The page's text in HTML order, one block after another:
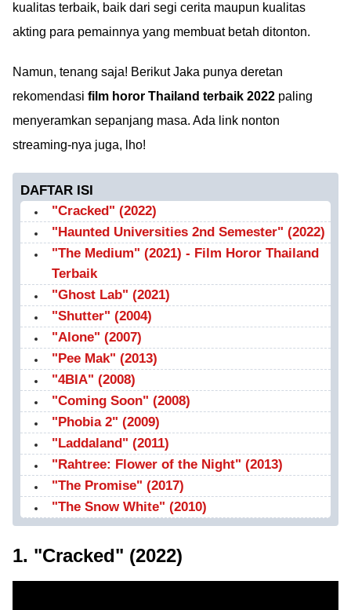
kualitas terbaik, baik dari segi cerita maupun kualitas
akting para pemainnya yang membuat betah ditonton.
Namun, tenang saja! Berikut Jaka punya deretan
rekomendasi film horor Thailand terbaik 2022 paling
menyeramkan sepanjang masa. Ada link nonton
streaming-nya juga, lho!
DAFTAR ISI
"Cracked" (2022)
"Haunted Universities 2nd Semester" (2022)
"The Medium" (2021) - Film Horor Thailand
Terbaik
"Ghost Lab" (2021)
"Shutter" (2004)
"Alone" (2007)
"Pee Mak" (2013)
"4BIA" (2008)
"Coming Soon" (2008)
"Phobia 2" (2009)
"Laddaland" (2011)
"Rahtree: Flower of the Night" (2013)
"The Promise" (2017)
"The Snow White" (2010)
1. "Cracked" (2022)